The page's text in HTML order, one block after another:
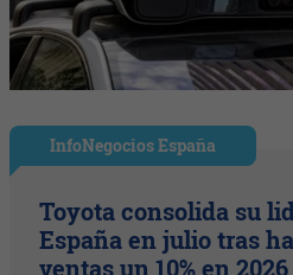
InfoNegocios España
Toyota consolida su
España en julio tras
ventas un 10% en 2026